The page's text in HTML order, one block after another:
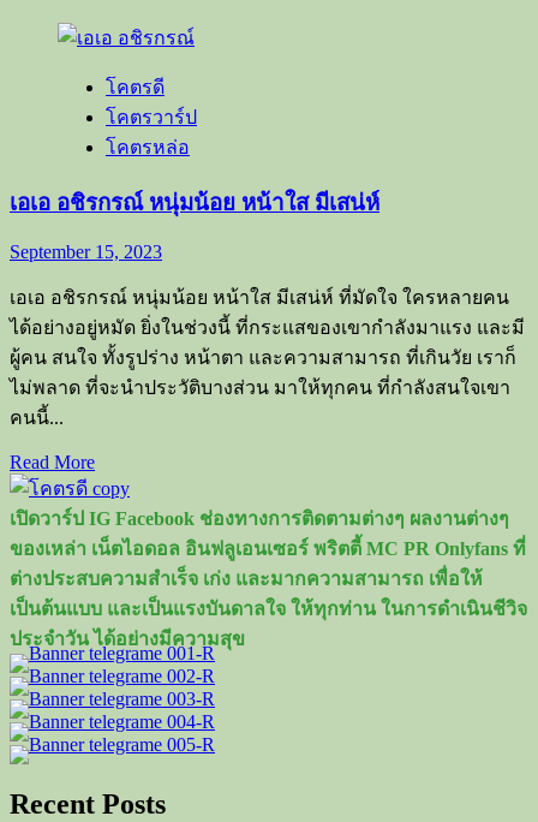
โคตรดี
โคตรวาร์ป
โคตรหล่อ
เอเอ อชิรกรณ์ หนุ่มน้อย หน้าใส มีเสน่ห์
September 15, 2023
เอเอ อชิรกรณ์ หนุ่มน้อย หน้าใส มีเสน่ห์ ที่มัดใจ ใครหลายคน
ได้อย่างอยู่หมัด ยิ่งในช่วงนี้ ที่กระแสของเขากำลังมาแรง และมี
ผู้คน สนใจ ทั้งรูปร่าง หน้าตา และความสามารถ ที่เกินวัย เราก็
ไม่พลาด ที่จะนำประวัติบางส่วน มาให้ทุกคน ที่กำลังสนใจเขา
คนนี้...
Read MoreRead
more
about
เอเอ
อชิร
กรณ์
หนุ่ม
น้อย
หน้า
ใส
มี
เปิดวาร์ป IG Facebook ช่องทางการติดตามต่างๆ ผลงานต่างๆ
ของเหล่า เน็ตไอดอล อินฟลูเอนเซอร์ พริตตี้ MC PR Onlyfans ที่
ต่างประสบความสำเร็จ เก่ง และมากความสามารถ เพื่อให้
เป็นต้นแบบ และเป็นแรงบันดาลใจ ให้ทุกท่าน ในการดำเนินชีวิจ
ประจำวัน ได้อย่างมีความสุข
Recent Posts